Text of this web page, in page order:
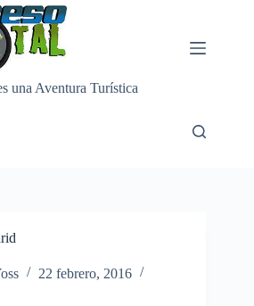
una Aventura Turística
22 febrero, 2016